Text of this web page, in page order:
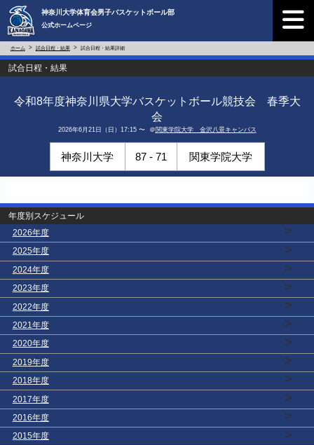
神奈川大学体育会男子バスケットボール部
公式ホームページ
ホーム 試合日程・結果 試合日程・結果詳細
試合日程・結果
令和8年度神奈川県大学バスケットボール競技会 春季大
会
2026年6月21日（日）17:15 〜 ＠ 関東学院大学 金沢八景キャンパス
神奈川大学 87 - 71 関東学院大学
年度別スケジュール
2026年度
>
2025年度 >
2024年度 >
2023年度 >
2022年度 >
2021年度 >
2020年度 >
2019年度 >
2018年度 >
2017年度 >
2016年度 >
2015年度 >